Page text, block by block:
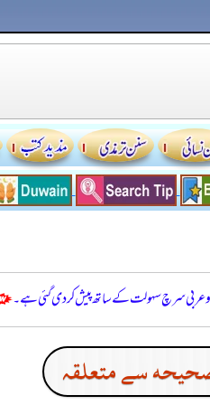
عربی سرچ سہولت کے ساتھ پیش کر دی گئی ہے۔
سے متعلقہ